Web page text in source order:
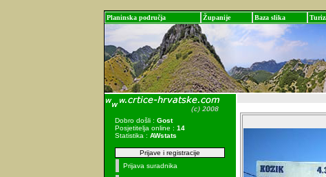
Planinska područja Županije Baza slika
Dobro došli : Gost
Posjetitelja online : 14
Statistika : AWstats
Prijave i registracije
Prijava suradnika